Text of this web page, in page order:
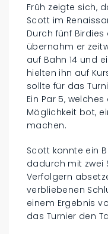
Früh zeigte sich,
Scott im
Durch fünf
übernahm er
auf Bahn 14 und
hielten ihn auf
sollte für das
Ein Par 5,
Möglichkeit bot,
machen.
Scott konnte ein
dadurch mit zwei
Verfolgern
verbliebenen
einem Ergebnis
das Turnier den